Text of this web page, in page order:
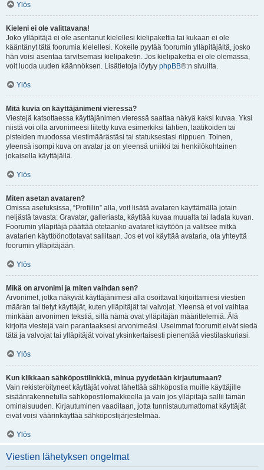
Ylös
Kieleni ei ole valittavana!
Joko ylläpitäjä ei ole asentanut kielellesi kielipakettia tai kukaan ei ole
kääntänyt tätä foorumia kielellesi. Kokeile pyytää foorumin ylläpitäjältä, josko
hän voisi asentaa tarvitsemasi kielipaketin. Jos kielipakettia ei ole olemassa,
voit luoda uuden käännöksen. Lisätietoja löytyy phpBB®:n sivuilta.
Ylös
Mitä kuvia on käyttäjänimeni vieressä?
Viestejä katsottaessa käyttäjänimen vieressä saattaa näkyä kaksi kuvaa. Yksi
niistä voi olla arvonimeesi liitetty kuva esimerkiksi tähtien, laatikoiden tai
pisteiden muodossa viestimäärästäsi tai statuksestasi riippuen. Toinen,
yleensä isompi kuva on avatar ja on yleensä uniikki tai henkilökohtainen
jokaisella käyttäjällä.
Ylös
Miten asetan avataren?
Omissa asetuksissa, “Profiilin” alla, voit lisätä avataren käyttämällä jotain
neljästä tavasta: Gravatar, galleriasta, käyttää kuvaa muualta tai ladata kuvan.
Foorumin ylläpitäjä päättää otetaanko avataret käyttöön ja valitsee mitkä
avatarien käyttöönottotavat sallitaan. Jos et voi käyttää avataria, ota yhteyttä
foorumin ylläpitäjään.
Ylös
Mikä on arvonimi ja miten vaihdan sen?
Arvonimet, jotka näkyvät käyttäjänimesi alla osoittavat kirjoittamiesi viestien
määrän tai tietyt käyttäjät, kuten ylläpitäjät tai valvojat. Yleensä et voi vaihtaa
minkään arvonimen tekstiä, sillä nämä ovat ylläpitäjän määrittelemiä. Älä
kirjoita viestejä vain parantaaksesi arvonimeäsi. Useimmat foorumit eivät siedä
tätä ja valvojat tai ylläpitäjät voivat yksinkertaisesti pienentää viestilaskuriasi.
Ylös
Kun klikkaan sähköpostilinkkiä, minua pyydetään kirjautumaan?
Vain rekisteröityneet käyttäjät voivat lähettää sähköpostia muille käyttäjille
sisäänrakennetulla sähköpostilomakkeella ja vain jos ylläpitäjä sallii tämän
ominaisuuden. Kirjautuminen vaaditaan, jotta tunnistautumattomat käyttäjät
eivät voisi väärinkäyttää sähköpostijärjestelmää.
Ylös
Viestien lähetyksen ongelmat